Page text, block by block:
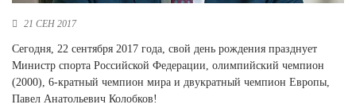
Санкт-Петербург и ЛО (3)
Саратовская область (1)
Свердловская область (5)
Северная Осетия (2)
21 СЕН 2017
Сегодня, 22 сентября 2017 года, свой день рождения празднует
Министр спорта Российской Федерации, олимпийский чемпион
(2000), 6-кратный чемпион мира и двукратный чемпион Европы,
Павел Анатольевич Колобков!